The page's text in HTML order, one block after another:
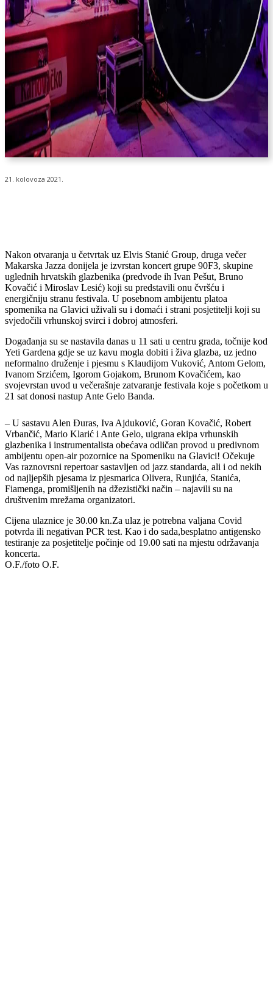
21. kolovoza 2021.
Nakon otvaranja u četvrtak uz Elvis Stanić Group, druga večer
Makarska Jazza donijela je izvrstan koncert grupe 90F3, skupine
uglednih hrvatskih glazbenika (predvode ih Ivan Pešut, Bruno
Kovačić i Miroslav Lesić) koji su predstavili onu čvršću i
energičniju stranu festivala. U posebnom ambijentu platoa
spomenika na Glavici uživali su i domaći i strani posjetitelji koji su
svjedočili vrhunskoj svirci i dobroj atmosferi.
Događanja su se nastavila danas u 11 sati u centru grada, točnije kod
Yeti Gardena gdje se uz kavu mogla dobiti i živa glazba, uz jedno
neformalno druženje i pjesmu s Klaudijom Vuković, Antom Gelom,
Ivanom Srzićem, Igorom Gojakom, Brunom Kovačićem, kao
svojevrstan uvod u večerašnje zatvaranje festivala koje s početkom u
21 sat donosi nastup Ante Gelo Banda.
– U sastavu Alen Đuras, Iva Ajduković, Goran Kovačić, Robert
Vrbančić, Mario Klarić i Ante Gelo, uigrana ekipa vrhunskih
glazbenika i instrumentalista obećava odličan provod u predivnom
ambijentu open-air pozornice na Spomeniku na Glavici! Očekuje
Vas raznovrsni repertoar sastavljen od jazz standarda, ali i od nekih
od najljepših pjesama iz pjesmarica Olivera, Runjića, Stanića,
Fiamenga, promišljenih na džezistički način – najavili su na
društvenim mrežama organizatori.
Cijena ulaznice je 30.00 kn.Za ulaz je potrebna valjana Covid
potvrda ili negativan PCR test. Kao i do sada,besplatno antigensko
testiranje za posjetitelje počinje od 19.00 sati na mjestu održavanja
koncerta.
O.F./foto O.F.